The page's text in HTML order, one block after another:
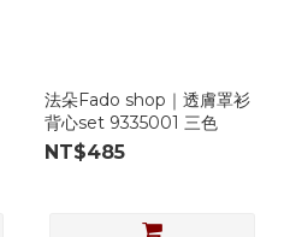
法朵Fado shop｜透膚罩衫
背心set 9335001 三色
NT$485